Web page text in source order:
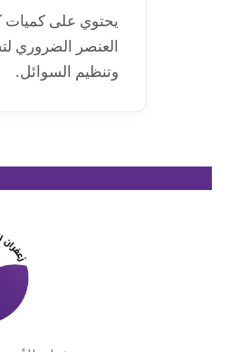
يحتوي على كميات
العنصر الضروري
وتنظيم السوائل.